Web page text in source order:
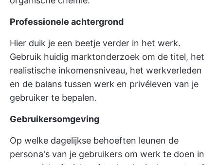
Professionele achtergrond
Hier duik je een beetje verder in het werk.
Gebruik huidig marktonderzoek om de titel, het
realistische inkomensniveau, het werkverleden
en de balans tussen werk en privéleven van je
gebruiker te bepalen.
Gebruikersomgeving
Op welke dagelijkse behoeften leunen de
persona's van je gebruikers om werk te doen in